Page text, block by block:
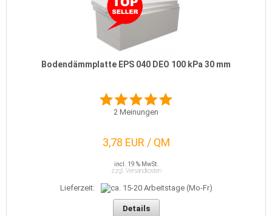
Bodendämmplatte EPS 040 DEO 100 kPa 30 mm
2 Meinungen
3,78 EUR / QM
incl. 19 % MwSt.
zzgl. Versandkosten
Lieferzeit:
Details